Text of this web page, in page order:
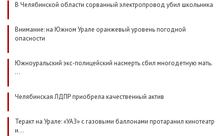
В Челябинской области сорванный электропровод убил школьника
Внимание: на Южном Урале оранжевый уровень погодной
опасности
Южноуральский экс-полицейский насмерть сбил многодетную мать.
…
Челябинская ЛДПР приобрела качественный актив
Теракт на Урале: «УАЗ» с газовыми баллонами протаранил кинотеатр
и…